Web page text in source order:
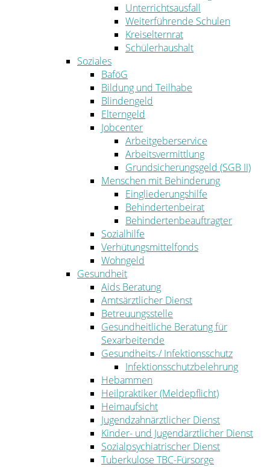
Unterrichtsausfall
Weiterführende Schulen
Kreiselternrat
Schülerhaushalt
Soziales
BaföG
Bildung und Teilhabe
Blindengeld
Elterngeld
Jobcenter
Arbeitgeberservice
Arbeitsvermittlung
Grundsicherungsgeld (SGB II)
Menschen mit Behinderung
Eingliederungshilfe
Behindertenbeirat
Behindertenbeauftragter
Sozialhilfe
Verhütungsmittelfonds
Wohngeld
Gesundheit
Aids Beratung
Amtsärztlicher Dienst
Betreuungsstelle
Gesundheitliche Beratung für
Sexarbeitende
Gesundheits-/ Infektionsschutz
Infektionsschutzbelehrung
Hebammen
Heilpraktiker (Meldepflicht)
Heimaufsicht
Jugendzahnärztlicher Dienst
Kinder- und Jugendärztlicher Dienst
Sozialpsychiatrischer Dienst
Tuberkulose TBC-Fürsorge